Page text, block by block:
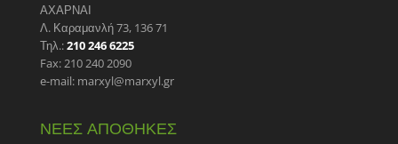
ΑΧΑΡΝΑΙ
Λ. Καραμανλή 73, 136 71
Τηλ.:210 246 6225
Fax: 210 240 2090
e-mail: marxyl@marxyl.gr
ΝΕΕΣ ΑΠΟΘΗΚΕΣ